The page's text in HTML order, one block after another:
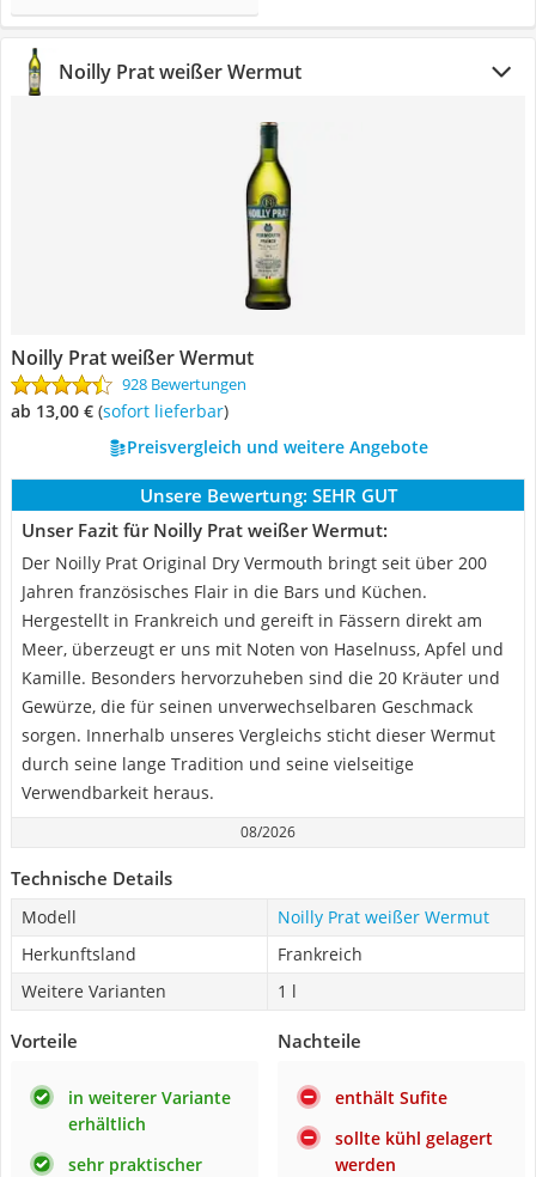
Noilly Prat weißer Wermut
Noilly Prat weißer Wermut
928 Bewertungen
ab 13,00 € ( Sofort lieferbar)
Preisvergleich und weitere Angebote
Unsere Bewertung: SEHR GUT
Unser Fazit für Noilly Prat weißer Wermut:
Der Noilly Prat Original Dry Vermouth bringt seit über 200
Jahren französisches Flair in die Bars und Küchen.
Hergestellt in Frankreich und gereift in Fässern direkt am
Meer, überzeugt er uns mit Noten von Haselnuss, Apfel und
Kamille. Besonders hervorzuheben sind die 20 Kräuter und
Gewürze, die für seinen unverwechselbaren Geschmack
sorgen. Innerhalb unseres Vergleichs sticht dieser Wermut
durch seine lange Tradition und seine vielseitige
Verwendbarkeit heraus.
08/2026
Technische Details
Modell
Noilly Prat weißer Wermut
Herkunftsland
Frankreich
Weitere Varianten
1 l
Vorteile
in weiterer Variante
erhältlich
sehr praktischer
Nachteile
enthält Sufite
sollte kühl gelagert
werden